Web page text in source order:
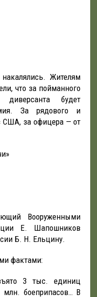
Жителям
что за пойманного
диверсанта будет
За рядового и
США, за офицера — от
Вооруженными
Е. Шапошников
Б. Н. Ельцину.
фактами:
3 тыс. единиц
млн. боеприпасов… В